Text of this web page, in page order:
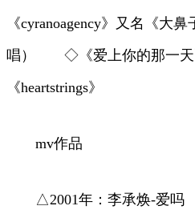
《cyranoagency》又名《大
唱） ◇《爱上你的那一天
《heartstrings》
mv作品
△2001年：李承焕-爱